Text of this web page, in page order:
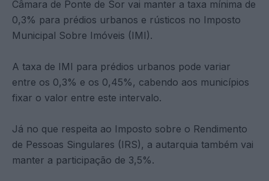
Câmara de Ponte de Sor vai manter a taxa mínima de
0,3% para prédios urbanos e rústicos no Imposto
Municipal Sobre Imóveis (IMI).
A taxa de IMI para prédios urbanos pode variar
entre os 0,3% e os 0,45%, cabendo aos municípios
fixar o valor entre este intervalo.
Já no que respeita ao Imposto sobre o Rendimento
de Pessoas Singulares (IRS), a autarquia também vai
manter a participação de 3,5%.